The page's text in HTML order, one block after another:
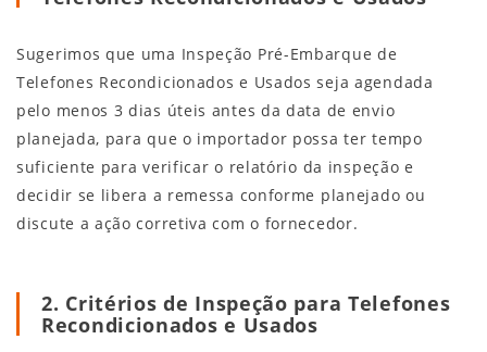
Sugerimos que uma Inspeção Pré-Embarque de
Telefones Recondicionados e Usados seja agendada
pelo menos 3 dias úteis antes da data de envio
planejada, para que o importador possa ter tempo
suficiente para verificar o relatório da inspeção e
decidir se libera a remessa conforme planejado ou
discute a ação corretiva com o fornecedor.
2. Critérios de Inspeção para Telefones
Recondicionados e Usados